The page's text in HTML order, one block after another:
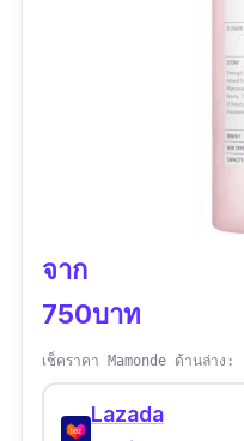
จาก
750บาท
เช็คราคา Mamonde ด้านล่าง:
Lazada